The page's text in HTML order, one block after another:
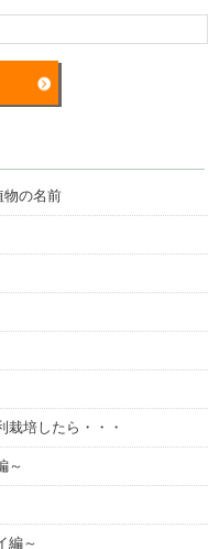
物の名前
栽培したら・・・
～
編～